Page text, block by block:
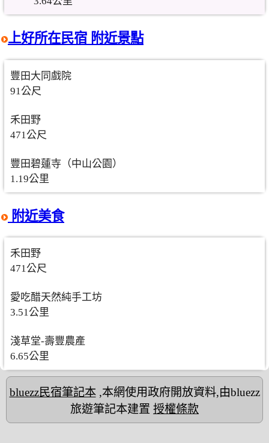
上好所在民宿 附近景點
豐田大同戲院
91公尺
禾田野
471公尺
豐田碧蓮寺（中山公園）
1.19公里
附近美食
禾田野
471公尺
愛吃醋天然純手工坊
3.51公里
淺草堂-壽豐農產
6.65公里
bluezz民宿筆記本,本網使用政府開放資料,由bluezz
旅遊筆記本建置 授權條款